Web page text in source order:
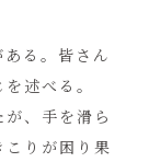
る。皆さん
述べる。
、手を滑ら
りが困り果